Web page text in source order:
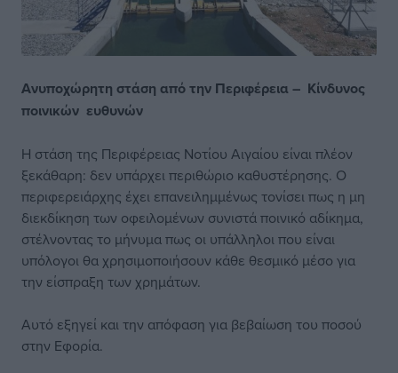
Ανυποχώρητη στάση από την Περιφέρεια – Κίνδυνος
ποινικών ευθυνών
Η στάση της Περιφέρειας Νοτίου Αιγαίου είναι πλέον
ξεκάθαρη: δεν υπάρχει περιθώριο καθυστέρησης. Ο
περιφερειάρχης έχει επανειλημμένως τονίσει πως η μη
διεκδίκηση των οφειλομένων συνιστά ποινικό αδίκημα,
στέλνοντας το μήνυμα πως οι υπάλληλοι που είναι
υπόλογοι θα χρησιμοποιήσουν κάθε θεσμικό μέσο για
την είσπραξη των χρημάτων.
Αυτό εξηγεί και την απόφαση για βεβαίωση του ποσού
στην Εφορία.